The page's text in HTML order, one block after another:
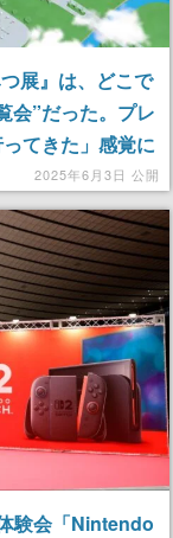
展』は、どこで
会”だった。プレ
てきた」感覚に
感をレポート
2025年6月3日 公開
験会「Nintendo